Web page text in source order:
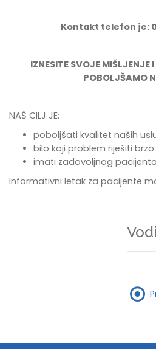
Kontakt telefon je:
IZNESITE SVOJE MIŠLJENJE
POBOLJŠAMO
NAŠ CILJ JE:
poboljšati kvalitet naših
bilo koji problem riješiti
imati zadovoljnog pacijenta
Informativni letak za pacijente